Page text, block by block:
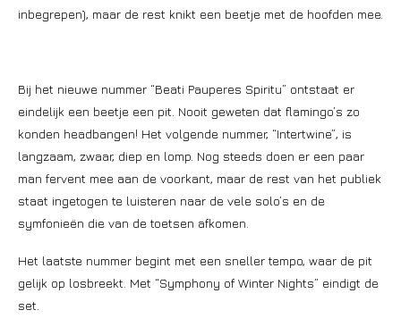
inbegrepen), maar de rest knikt een beetje met de hoofden mee.
Bij het nieuwe nummer “Beati Pauperes Spiritu” ontstaat er
eindelijk een beetje een pit. Nooit geweten dat flamingo’s zo
konden headbangen! Het volgende nummer, “Intertwine”, is
langzaam, zwaar, diep en lomp. Nog steeds doen er een paar
man fervent mee aan de voorkant, maar de rest van het publiek
staat ingetogen te luisteren naar de vele solo’s en de
symfonieën die van de toetsen afkomen.
Het laatste nummer begint met een sneller tempo, waar de pit
gelijk op losbreekt. Met “Symphony of Winter Nights” eindigt de
set.